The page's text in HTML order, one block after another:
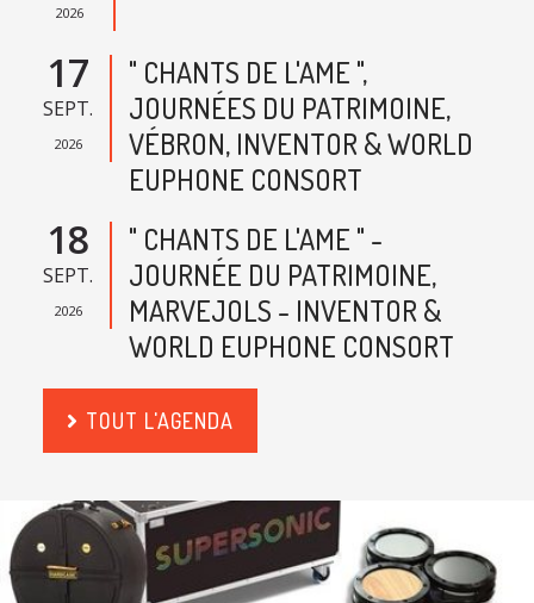
2026
17
SEPT.
2026
" CHANTS DE L'AME ",
JOURNÉES DU PATRIMOINE,
VÉBRON, INVENTOR & WORLD
EUPHONE CONSORT
18
SEPT.
2026
" CHANTS DE L'AME " -
JOURNÉE DU PATRIMOINE,
MARVEJOLS - INVENTOR &
WORLD EUPHONE CONSORT
TOUT L'AGENDA